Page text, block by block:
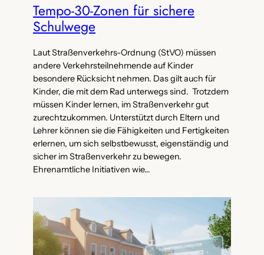
Tempo-30-Zonen für sichere
Schulwege
Laut Straßenverkehrs-Ordnung (StVO) müssen
andere Verkehrsteilnehmende auf Kinder
besondere Rücksicht nehmen. Das gilt auch für
Kinder, die mit dem Rad unterwegs sind. Trotzdem
müssen Kinder lernen, im Straßenverkehr gut
zurechtzukommen. Unterstützt durch Eltern und
Lehrer können sie die Fähigkeiten und Fertigkeiten
erlernen, um sich selbstbewusst, eigenständig und
sicher im Straßenverkehr zu bewegen.
Ehrenamtliche Initiativen wie…